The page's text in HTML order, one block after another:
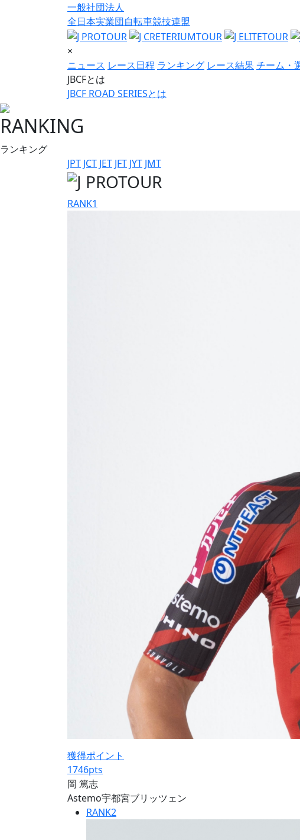
一般社団法人
全日本実業団自転車競技連盟
×
ニュース レース日程 ランキング レース結果チーム・
JBCFとは
JBCF ROAD SERIESとは
RANKING
ランキング
JPT JCT JET JFT JYT JMT
RANK1
獲得ポイント
1746pts
岡 篤志
Astemo宇都宮ブリッツェン
RANK2